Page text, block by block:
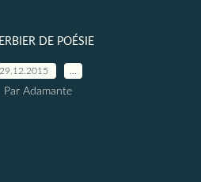
DE POÉSIE
29.12.2015
Par Adamante